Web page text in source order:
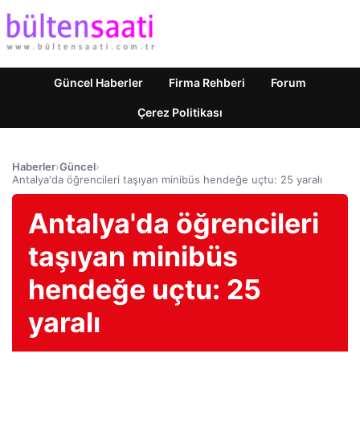
Güncel Haberler Firma Rehberi Forum
Çerez Politikası
Haberler›Güncel›
Antalya'da öğrencileri taşıyan minibüs hendeğe uçtu: 25 yaralı
Antalya'da öğrencileri
taşıyan minibüs
hendeğe uçtu: 25
yaralı